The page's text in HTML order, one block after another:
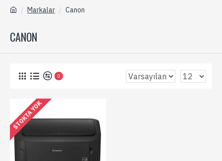
Markalar Canon
CANON
0
STOKTA YOK